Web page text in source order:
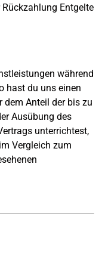
Entgelte
während
hast du uns einen
dem Anteil der bis zu
Ausübung des
unterrichtest,
Vergleich zum